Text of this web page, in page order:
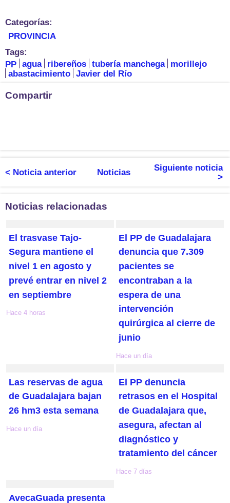
Categorías:
PROVINCIA
Tags:
PP agua ribereños tubería manchega
morillejo
abastacimiento Javier del Río
Compartir
< Noticia anterior Noticias
Siguiente noticia
>
Noticias relacionadas
El trasvase Tajo-
Segura mantiene el
nivel 1 en agosto y
prevé entrar en nivel 2
en septiembre
Hace 4 horas
El PP de Guadalajara
denuncia que 7.309
pacientes se
encontraban a la
espera de una
intervención
quirúrgica al cierre de
junio
Hace un día
Las reservas de agua
de Guadalajara bajan
26 hm3 esta semana
Hace un día
El PP denuncia
retrasos en el Hospital
de Guadalajara que,
asegura, afectan al
diagnóstico y
tratamiento del cáncer
Hace 7 días
AvecaGuada presenta